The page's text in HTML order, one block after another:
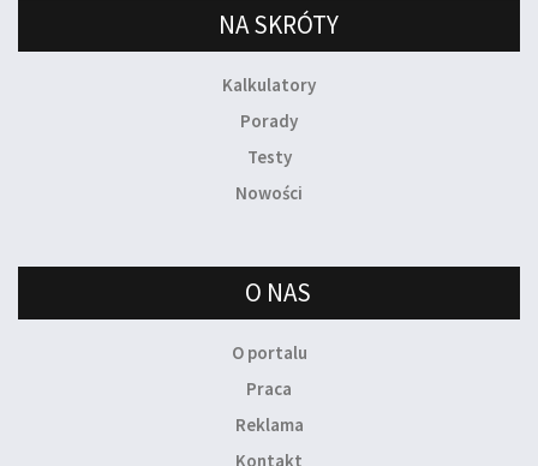
NA SKRÓTY
Kalkulatory
Porady
Testy
Nowości
O NAS
O portalu
Praca
Reklama
Kontakt